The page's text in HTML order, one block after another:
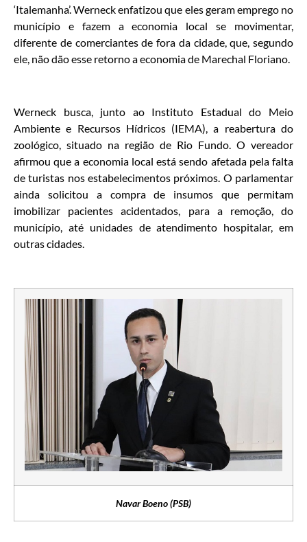
‘Italemanha’. Werneck enfatizou que eles geram emprego no
município e fazem a economia local se movimentar,
diferente de comerciantes de fora da cidade, que, segundo
ele, não dão esse retorno a economia de Marechal Floriano.
Werneck busca, junto ao Instituto Estadual do Meio
Ambiente e Recursos Hídricos (IEMA), a reabertura do
zoológico, situado na região de Rio Fundo. O vereador
afirmou que a economia local está sendo afetada pela falta
de turistas nos estabelecimentos próximos. O parlamentar
ainda solicitou a compra de insumos que permitam
imobilizar pacientes acidentados, para a remoção, do
município, até unidades de atendimento hospitalar, em
outras cidades.
Navar Boeno (PSB)